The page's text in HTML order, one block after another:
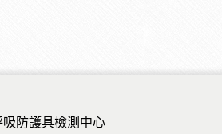
防護具檢測中心